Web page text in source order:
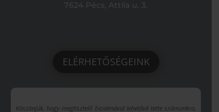
7624 Pécs, Attila u. 3.
ELÉRHETŐSÉGEINK
Köszönjük, hogy megtisztelő bizalmával lehetővé tette számunkra,